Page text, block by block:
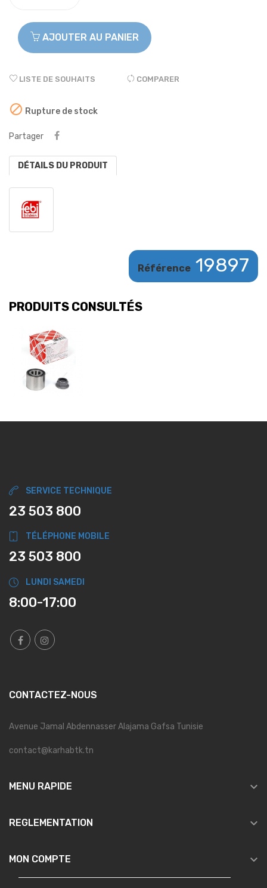
AJOUTER AU PANIER
LISTE DE SOUHAITS COMPARER
 Rupture de stock
Partager
DÉTAILS DU PRODUIT
Référence 19897
PRODUITS CONSULTÉS
SERVICE TECHNIQUE
23 503 800
TÉLÉPHONE MOBILE
23 503 800
LUNDI SAMEDI
8:00-17:00
CONTACTEZ-NOUS
Avenue Jamal Abdennasser Alajama Gafsa Tunisie
contact@karhabtk.tn
MENU RAPIDE 
REGLEMENTATION 
MON COMPTE 